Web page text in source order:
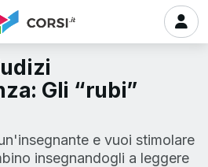
Gli “rubi”
e vuoi stimolare
insegnandogli a leggere